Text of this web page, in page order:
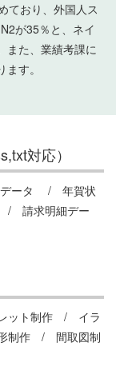
ており、外国人ス
が35％と、ネイ
また、業績考課に
す。
対応）
ータ / 年賀状
/ 請求明細デー
ット制作 / イラ
制作 / 間取図制